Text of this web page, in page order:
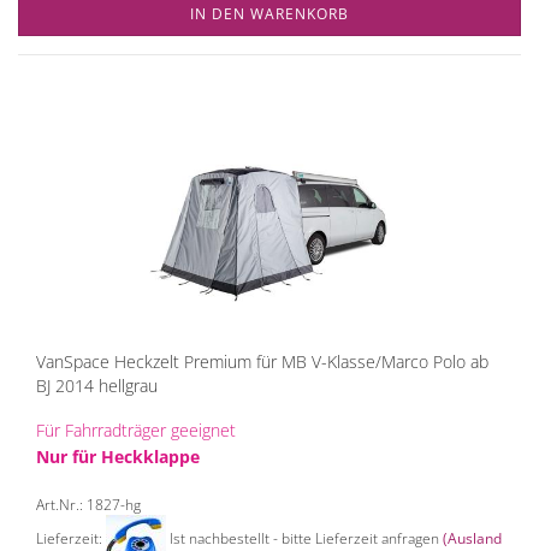
IN DEN WARENKORB
VanSpace Heckzelt Premium für MB V-Klasse/Marco Polo ab
BJ 2014 hellgrau
Für Fahrradträger geeignet
Nur für Heckklappe
Art.Nr.: 1827-hg
Lieferzeit:
Ist nachbestellt - bitte Lieferzeit anfragen (Ausland